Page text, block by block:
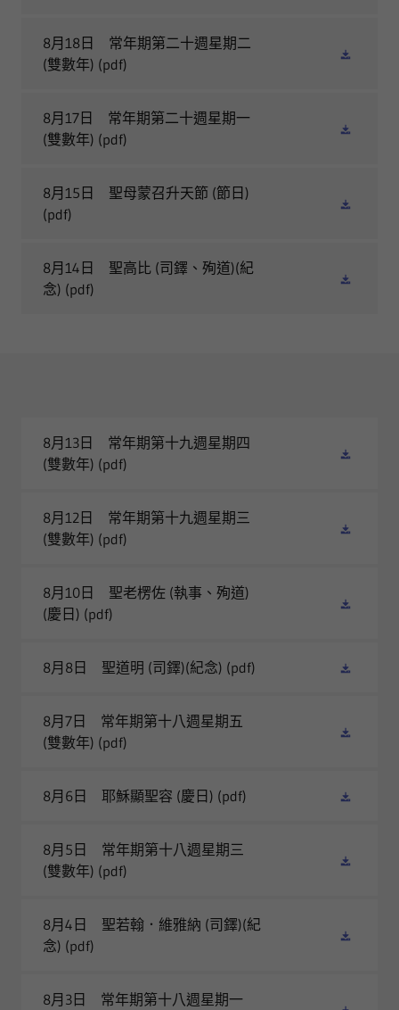
8月18日 常年期第二十週星期二
(雙數年) (pdf)
8月17日 常年期第二十週星期一
(雙數年) (pdf)
8月15日 聖母蒙召升天節 (節日)
(pdf)
8月14日 聖高比 (司鐸、殉道)(紀
念) (pdf)
8月13日 常年期第十九週星期四
(雙數年) (pdf)
8月12日 常年期第十九週星期三
(雙數年) (pdf)
8月10日 聖老楞佐 (執事、殉道)
(慶日) (pdf)
8月8日 聖道明 (司鐸)(紀念) (pdf)
8月7日 常年期第十八週星期五
(雙數年) (pdf)
8月6日 耶穌顯聖容 (慶日) (pdf)
8月5日 常年期第十八週星期三
(雙數年) (pdf)
8月4日 聖若翰．維雅納 (司鐸)(紀
念) (pdf)
8月3日 常年期第十八週星期一